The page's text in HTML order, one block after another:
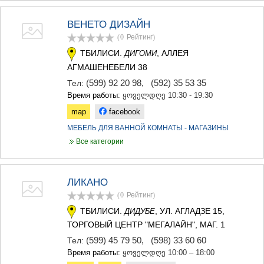
ВЕНЕТО ДИЗАЙН
(0 Рейтинг)
ТБИЛИСИ. ДИГОМИ, АЛЛЕЯ
АГМАШЕНЕБЕЛИ 38
Тел: (599) 92 20 98, (592) 35 53 35
Время работы: ყოველდღე 10:30 - 19:30
map
facebook
МЕБЕЛЬ ДЛЯ ВАННОЙ КОМНАТЫ - МАГАЗИНЫ
Все категории
ЛИКАНО
(0 Рейтинг)
ТБИЛИСИ. ДИДУБЕ , УЛ. АГЛАДЗЕ 15,
ТОРГОВЫЙ ЦЕНТР "МЕГАЛАЙН", МАГ. 1
Тел: (599) 45 79 50, (598) 33 60 60
Время работы: ყოველდღე 10:00 – 18:00